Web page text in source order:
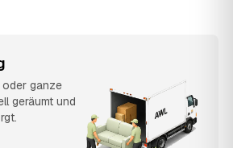
oder ganze
geräumt und